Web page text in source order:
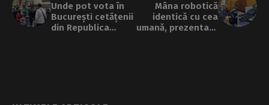
Unde pot vota în
București cetățenii
din Republica
Mâna robotică
identică cu cea
umană, prezentată